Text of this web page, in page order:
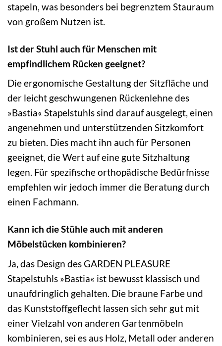
stapeln, was besonders bei begrenztem Stauraum
von großem Nutzen ist.
Ist der Stuhl auch für Menschen mit
empfindlichem Rücken geeignet?
Die ergonomische Gestaltung der Sitzfläche und
der leicht geschwungenen Rückenlehne des
»Bastia« Stapelstuhls sind darauf ausgelegt, einen
angenehmen und unterstützenden Sitzkomfort
zu bieten. Dies macht ihn auch für Personen
geeignet, die Wert auf eine gute Sitzhaltung
legen. Für spezifische orthopädische Bedürfnisse
empfehlen wir jedoch immer die Beratung durch
einen Fachmann.
Kann ich die Stühle auch mit anderen
Möbelstücken kombinieren?
Ja, das Design des GARDEN PLEASURE
Stapelstuhls »Bastia« ist bewusst klassisch und
unaufdringlich gehalten. Die braune Farbe und
das Kunststoffgeflecht lassen sich sehr gut mit
einer Vielzahl von anderen Gartenmöbeln
kombinieren, sei es aus Holz, Metall oder anderen